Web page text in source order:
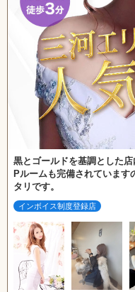
黒とゴールドを基調とした
Pルームも完備されています
タリです。
インボイス制度登録店